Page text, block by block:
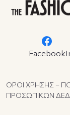
Facebook
ΟΡΟΙ ΧΡΗΣΗΣ –
ΠΡΟΣΩΠΙΚΩΝ